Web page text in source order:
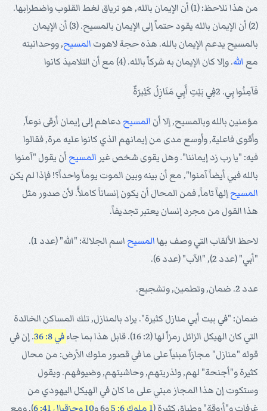
من هذا نلاحظ: (1) أن الإيمان بالله, هو ترياق لغط القلوب واضطرابها.
(2) أن الإيمان بالله يقود حتماً إلى الإيمان بالمسيح. (3) أن الإيمان
بالمسيح يدعم الإيمان بالله. هذه حجة لاهوت المسيح, ووحدانيته
مع الله. وإلا كان الإيمان به شركاً بالله. (4) مع أن التلاميذ كانوا
فَآمِنُوا بِي. 2فِي بَيْتِ أَبِي مَنَازِلُ كَثِيرَةٌ
مؤمنين بالله وبالمسيح, إلا أن المسيحدعاهم إلى إيمان أرقى نوعاً,
وأقوى فاعلية, وأوسع مدى من إيمانهم الذي كانوا عليه مرة, فقالوا
فيه: "يا رب زد إيماننا". وهل يقوى شخص غير المسيح أن يقول "آمنوا
بالله فبي أيضاً آمنوا", مع أن بينه وبين الموت يوماً واحداً؟! فإذا لم يكن
المسيحإلهاً تاماً, فمن المحال أن يكون إنساناً كاملاًً. لأن صدور مثل
هذا القول من مجرد إنسان يعتبر تجديفاً.
لاحظ الألقاب التي وصف بهاالمسيح
اسم الجلالة: "الله" (عدد 1).
"أبي" (عدد 2), "الآب" (عدد 6).
عدد 2. ضمان, وتطمين, وتشجيع.
ضمان: "في بيت أبي منازل كثيرة". يراد بالمنازل, تلك المساكن الخالدة
التي كان الهيكل الزائل رمزاً لها (2: 16). قابل هذا بما جاء
في 8: 36
. إن في
قوله "منازل" مجازاً مبنياً على ما في قصور ملوك الأرض: من محال
كثيرة و"أجنحة" لهم, ولذريتهم, وحاشيتهم, وضيوفهم. ويقول
وستكوت إن هذا المجاز مبني على ما كان في الهيكل اليهودي من
غرفات و"أروقة" وطباق كثيرة (1 ملوك 6: 5 و6 و 10 وحزقيال 41: 6
). ومع